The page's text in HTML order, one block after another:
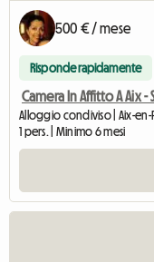
500 € / mese
Risponde rapidamente
Camera In Affitto A Aix -
Alloggio condiviso | Aix-en-
1 pers. | Minimo 6 mesi